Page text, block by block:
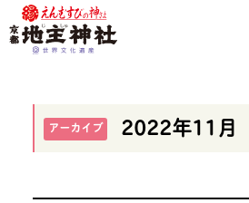
アーカイブ 2022年11月